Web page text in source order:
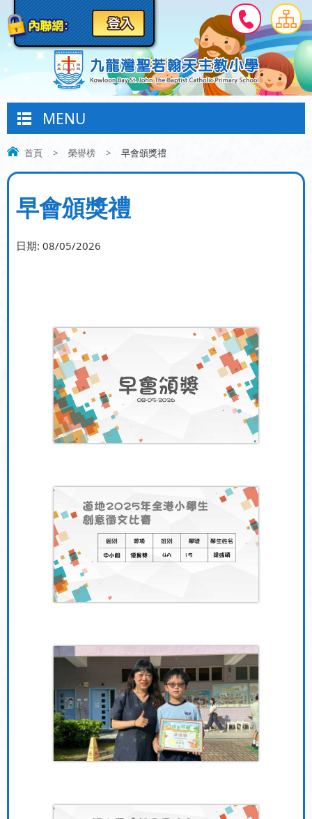
MENU
首頁 > 榮譽榜 > 早會頒獎禮
早會頒獎禮
日期: 08/05/2026